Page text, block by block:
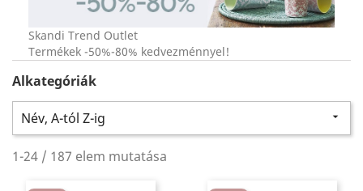
Skandi Trend Outlet
Termékek -50%-80% kedvezménnyel!
Alkategóriák
Név, A-tól Z-ig 
1-24 / 187 elem mutatása